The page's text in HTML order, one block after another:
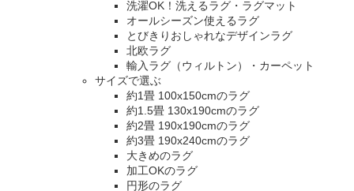
洗濯OK！洗えるラグ・ラグマット
オールシーズン使えるラグ
とびきりおしゃれなデザインラグ
北欧ラグ
輸入ラグ（ウィルトン）・カーペット
サイズで選ぶ
約1畳 100x150cmのラグ
約1.5畳 130x190cmのラグ
約2畳 190x190cmのラグ
約3畳 190x240cmのラグ
大きめのラグ
加工OKのラグ
円形のラグ